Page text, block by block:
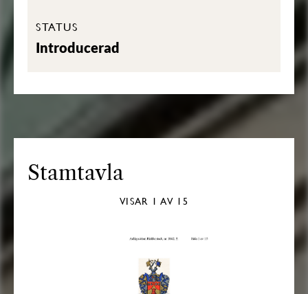
STATUS
Introducerad
Stamtavla
VISAR 1 AV 15